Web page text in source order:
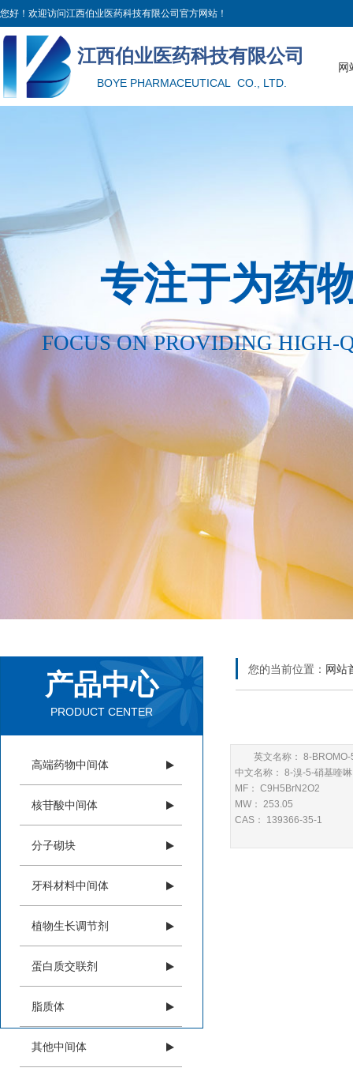
您好！欢迎访问江西伯业医药科技有限公司官方网站！
江西伯业医药科技有限公司
BOYE PHARMACEUTICAL CO., LTD.
网
专注于为药
FOCUS ON PROVIDING HIGH-
高端药物中间体
核苷酸中间体
分子砌块
牙科材料中间体
植物生长调节剂
蛋白质交联剂
脂质体
其他中间体
PRODUCT CENTER
产品中心 您的当前位置： 网站
英文名称： 8-
中文名称： 8-溴-5-硝基喹啉
MF： C9H5BrN2O2
MW： 253.05
CAS： 139366-35-1